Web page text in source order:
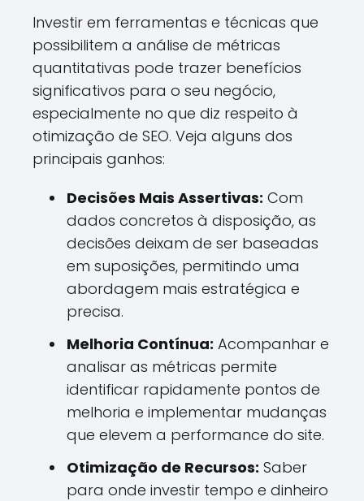
Investir em ferramentas e técnicas que
possibilitem a análise de métricas
quantitativas pode trazer benefícios
significativos para o seu negócio,
especialmente no que diz respeito à
otimização de SEO. Veja alguns dos
principais ganhos:
Decisões Mais Assertivas: Com
dados concretos à disposição, as
decisões deixam de ser baseadas
em suposições, permitindo uma
abordagem mais estratégica e
precisa.
Melhoria Contínua: Acompanhar e
analisar as métricas permite
identificar rapidamente pontos de
melhoria e implementar mudanças
que elevem a performance do site.
Otimização de Recursos: Saber
para onde investir tempo e dinheiro